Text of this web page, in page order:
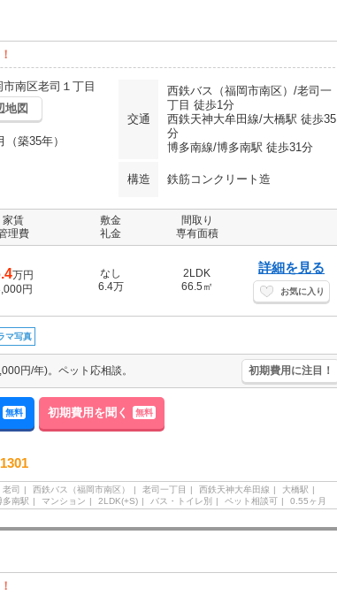
南区老司１丁目
地図
交通
西鉄バス（福岡市南区）/老司一
丁目 徒歩1分
西鉄天神大牟田線/大橋駅 徒歩35
分
博多南線/博多南駅 徒歩31分
（築35年）
構造 鉄筋コンクリート造
家賃
理費
敷金
礼金
間取り
専有面積
万円
円
なし
6.4万
2LDK
66.5㎡
詳細を見る
お気に入り
マ写真
円/年)。ペット応相談。 初期費用に注目！
無料 初期費用を聞く 無料
老司 西鉄バス（福岡市南区） 老司一丁目 西鉄天神大牟田線
大橋駅
多南駅 マンション 2LDK(+S) バス・トイレ別 ペット相談可 0.55ヶ月